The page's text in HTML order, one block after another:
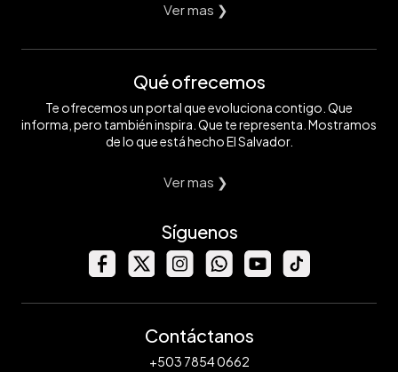
Ver mas ❯
Qué ofrecemos
Te ofrecemos un portal que evoluciona contigo. Que
informa, pero también inspira. Que te representa. Mostramos
de lo que está hecho El Salvador.
Ver mas ❯
Síguenos
Contáctanos
+503 7854 0662